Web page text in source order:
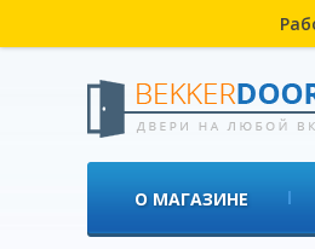
О МАГАЗИНЕ